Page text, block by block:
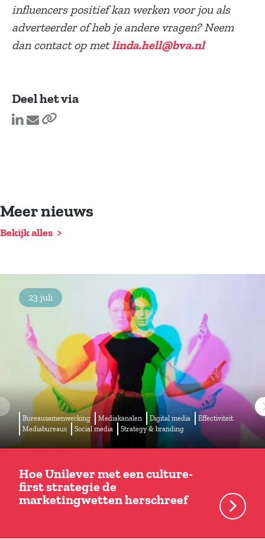
influencers positief kan werken voor jou als
adverteerder of heb je andere vragen? Neem
dan contact op metlinda.hell@bva.nl
Deel het via
Meer nieuws
Bekijk alles
23 juli
Bureausamenwerking Mediakanalen Digital media
Effectiviteit
Mediabureaus
Social media Strategy & branding
Hoe Unilever met een culture-
first strategie de
marketingwetten herschreef